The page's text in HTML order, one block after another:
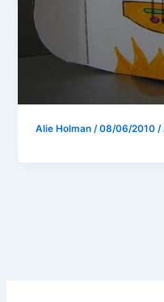
Alie Holman /08/06/2010 /